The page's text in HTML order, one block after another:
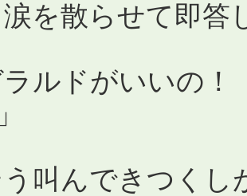
を散らせて即答
ラルドがいいの
叫んできつくし